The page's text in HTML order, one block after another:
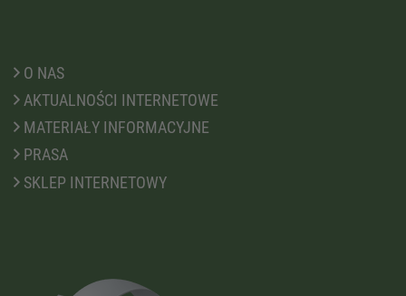
O NAS
AKTUALNOŚCI INTERNETOWE
MATERIAŁY INFORMACYJNE
PRASA
SKLEP INTERNETOWY